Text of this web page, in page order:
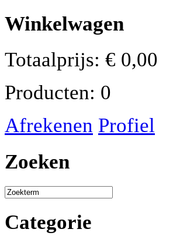
Winkelwagen
Totaalprijs: € 0,00
Producten: 0
Afrekenen Profiel
Zoeken
Categorie